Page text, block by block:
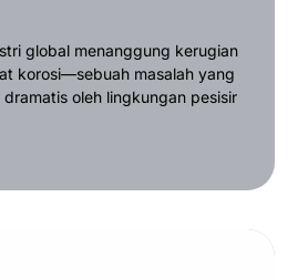
global menanggung kerugian
korosi—sebuah masalah yang
oleh lingkungan pesisir